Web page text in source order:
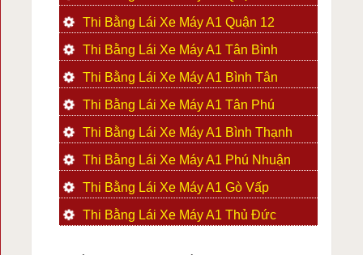
Thi Bằng Lái Xe Máy A1 Quận 12
Thi Bằng Lái Xe Máy A1 Tân Bình
Thi Bằng Lái Xe Máy A1 Bình Tân
Thi Bằng Lái Xe Máy A1 Tân Phú
Thi Bằng Lái Xe Máy A1 Bình Thạnh
Thi Bằng Lái Xe Máy A1 Phú Nhuận
Thi Bằng Lái Xe Máy A1 Gò Vấp
Thi Bằng Lái Xe Máy A1 Thủ Đức